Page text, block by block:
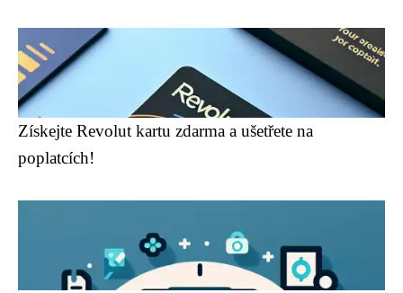
Získejte Revolut kartu zdarma a ušetřete na
poplatcích!